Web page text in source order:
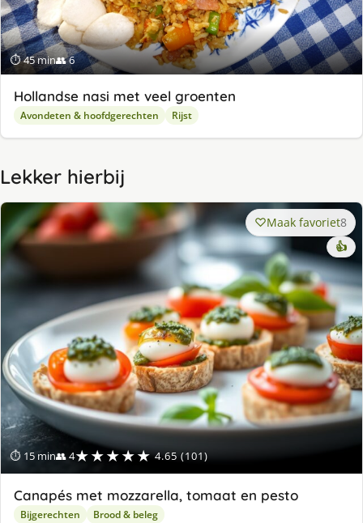
⏱ 45 min👥 6
Hollandse nasi met veel groenten
Avondeten & hoofdgerechten Rijst
Lekker hierbij
⏱ 15 min👥 4★★★★★ 4.65 (101)
Maak favoriet8
👍
Canapés met mozzarella, tomaat en pesto
Bijgerechten Brood & beleg